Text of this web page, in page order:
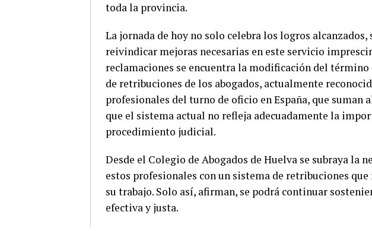
toda la provincia.
La jornada de hoy no solo celebra los logros
reivindicar mejoras necesarias en este servicio
reclamaciones se encuentra la modificación del
de retribuciones de los abogados, actualmente
profesionales del turno de oficio en España, que suman
que el sistema actual no refleja adecuadamente la
procedimiento judicial.
Desde el Colegio de Abogados de Huelva se subraya la
estos profesionales con un sistema de retribuciones
su trabajo. Solo así, afirman, se podrá continuar
efectiva y justa.